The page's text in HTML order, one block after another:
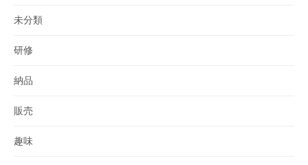
未分類
研修
納品
販売
趣味